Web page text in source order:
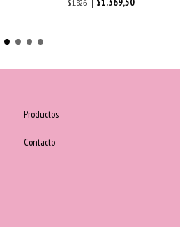
$1.826
Productos
Contacto